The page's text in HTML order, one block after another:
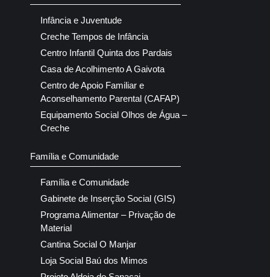
Infância e Juventude
Creche Tempos de Infância
Centro Infantil Quinta dos Pardais
Casa de Acolhimento A Gaivota
Centro de Apoio Familiar e
Aconselhamento Parental (CAFAP)
Equipamento Social Olhos de Água –
Creche
Família e Comunidade
Família e Comunidade
Gabinete de Inserção Social (GIS)
Programa Alimentar – Privação de
Material
Cantina Social O Manjar
Loja Social Baú dos Mimos